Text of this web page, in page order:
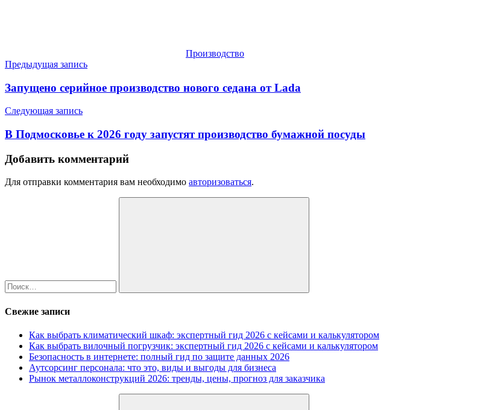
Производство
Навигация
по
записям
Предыдущая запись
Запущено серийное производство нового седана от Lada
Следующая запись
В Подмосковье к 2026 году запустят производство бумажной посуды
Добавить комментарий
Для отправки комментария вам необходимо авторизоваться.
Поиск
Свежие записи
Как выбрать климатический шкаф: экспертный гид 2026 с кейсами и калькулятором
Как выбрать вилочный погрузчик: экспертный гид 2026 с кейсами и калькулятором
Безопасность в интернете: полный гид по защите данных 2026
Аутсорсинг персонала: что это, виды и выгоды для бизнеса
Рынок металлоконструкций 2026: тренды, цены, прогноз для заказчика